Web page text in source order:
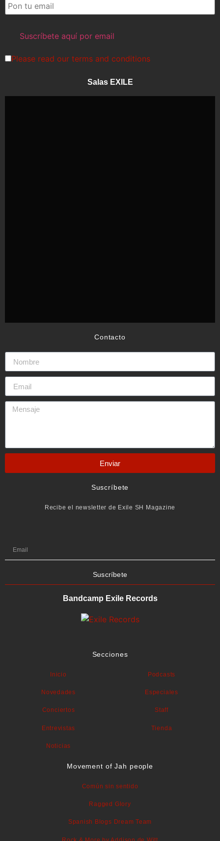
Please read our terms and conditions
Salas EXILE
Contacto
Enviar
Suscríbete
Recibe el newsletter de Exile SH Magazine
Suscríbete
Bandcamp Exile Records
Secciones
Inicio
Novedades
Conciertos
Entrevistas
Noticias
Podcasts
Especiales
Staff
Tienda
Movement of Jah people
Común sin sentido
Ragged Glory
Spanish Blogs Dream Team